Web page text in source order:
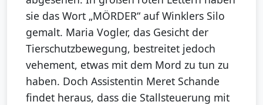
sie das Wort „MÖRDER“ auf Winklers Silo
gemalt. Maria Vogler, das Gesicht der
Tierschutzbewegung, bestreitet jedoch
vehement, etwas mit dem Mord zu tun zu
haben. Doch Assistentin Meret Schande
findet heraus, dass die Stallsteuerung mit